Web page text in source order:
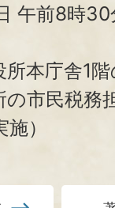
午前8時
本庁舎1
の市民税務
）